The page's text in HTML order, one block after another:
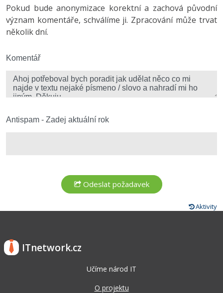
WordPress specialista
Umělá inteligence (AI) -10%
Fórum
Windows
Kybernetická bezpečnost
Fórum
Pokud bude anonymizace korektní a zachová původní
význam komentáře, schválíme ji. Zpracování může trvat
několik dní.
Komentář
Antispam - Zadej aktuální rok
Aktivity
ITnetwork.cz
Učíme národ IT
O projektu